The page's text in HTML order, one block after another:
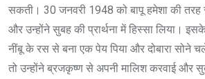
सकती। 30 जनवरी 1948 को बापू हमेशा की
और उन्होंने सुबह की प्रार्थना में हिस्सा लिया।
नींबू के रस से बना एक पेय पिया और दोबारा सोने
तो उन्होंने ब्रजकृष्ण से अपनी मालिश करवाई और